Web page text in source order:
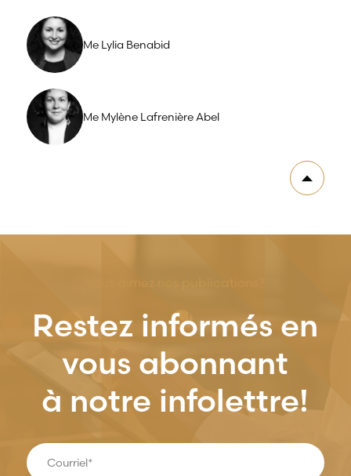
Me Lylia Benabid
Me Mylène Lafrenière Abel
Restez informés en
vous abonnant
à notre infolettre!